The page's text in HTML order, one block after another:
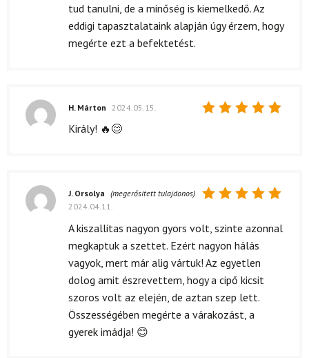
tud tanulni, de a minőség is kiemelkedő. Az
eddigi tapasztalataink alapján úgy érzem, hogy
megérte ezt a befektetést.
H. Márton 2024.05.15.
Király! 🔥😊
5 / 5
J. Orsolya (megerősített tulajdonos)
2024.04.11.
A kiszallitas nagyon gyors volt, szinte azonnal
megkaptuk a szettet. Ezért nagyon hálás
vagyok, mert már alig vártuk! Az egyetlen
dolog amit észrevettem, hogy a cipő kicsit
szoros volt az elején, de aztan szep lett.
Összességében megérte a várakozást, a
gyerek imádja! 😊